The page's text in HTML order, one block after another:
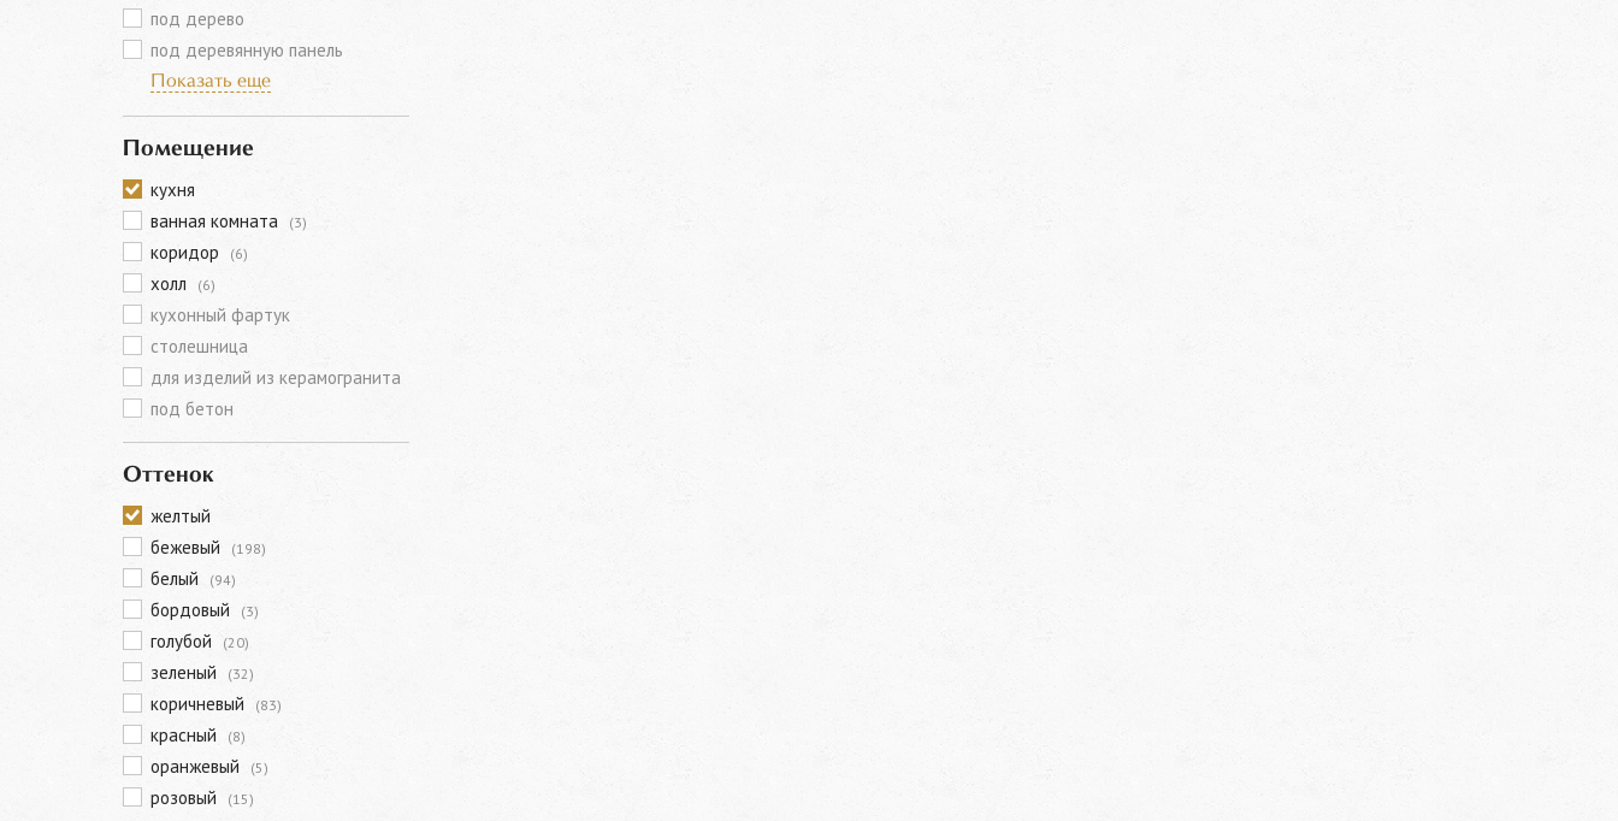
под дерево
под деревянную панель
Показать еще
Помещение
кухня
ванная комната
(3)
коридор (6)
холл (6)
кухонный фартук
столешница
для изделий из керамогранита
под бетон
Оттенок
желтый
бежевый
(198)
белый (94)
бордовый (3)
голубой (20)
зеленый (32)
коричневый (83)
красный (8)
оранжевый (5)
розовый
(15)